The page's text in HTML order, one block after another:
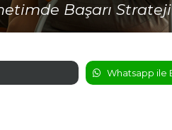
Başarı
Whatsapp ile